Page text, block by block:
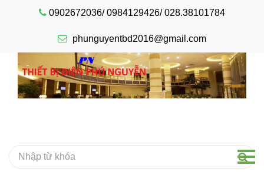
0902672036/ 0984129426/ 028.38101784
phunguyentbd2016@gmail.com